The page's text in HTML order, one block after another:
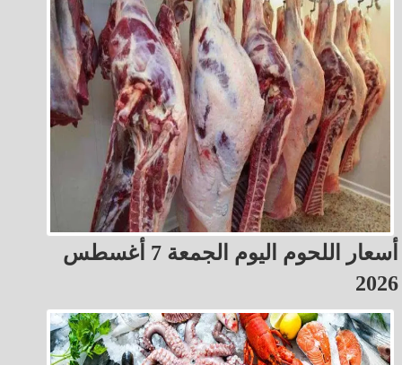
أسعار اللحوم اليوم الجمعة 7 أغسطس
2026